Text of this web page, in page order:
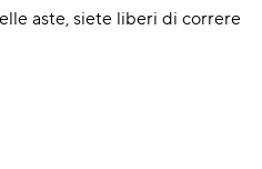
aste, siete liberi di correre